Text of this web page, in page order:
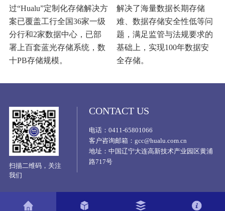
过“Hualu”定制化存储解决方
案已覆盖工行全国36家一级
分行和2家数据中心，已部
署上百套蓝光存储系统，数
十PB存储规模。
解决了海量数据长期存储
难、数据存储安全性低等问
题，满足监管与法规要求的
基础上，实现100年数据安
全存储。
扫描二维码，关注
我们
CONTACT US
电话：0411-65801066
客户咨询邮箱：gcc@hualu.com.cn
地址：中国辽宁大连高新技术产业园区黄浦
路717号